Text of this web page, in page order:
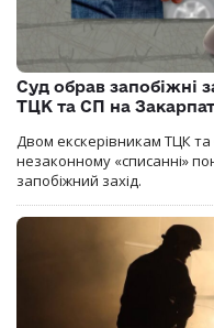
Суд обрав запобіжні
ТЦК та СП на
Двом екскерівникам ТЦК
незаконному «списанні»
запобіжний захід.